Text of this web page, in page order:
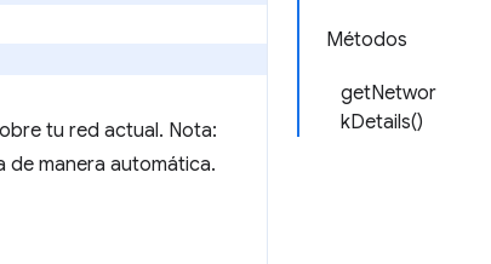
Métodos
getNetwor
kDetails()
tu red actual. Nota:
de manera automática.